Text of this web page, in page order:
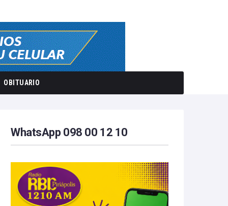
OBITUARIO
WhatsApp 098 00 12 10